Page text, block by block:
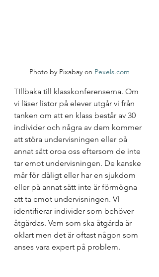
Photo by Pixabay on Pexels.com
TIllbaka till klasskonferenserna. Om
vi läser listor på elever utgår vi från
tanken om att en klass består av 30
individer och några av dem kommer
att störa undervisningen eller på
annat sätt oroa oss eftersom de inte
tar emot undervisningen. De kanske
mår för dåligt eller har en sjukdom
eller på annat sätt inte är förmögna
att ta emot undervisningen. VI
identifierar individer som behöver
åtgärdas. Vem som ska åtgärda är
oklart men det är oftast någon som
anses vara expert på problem.